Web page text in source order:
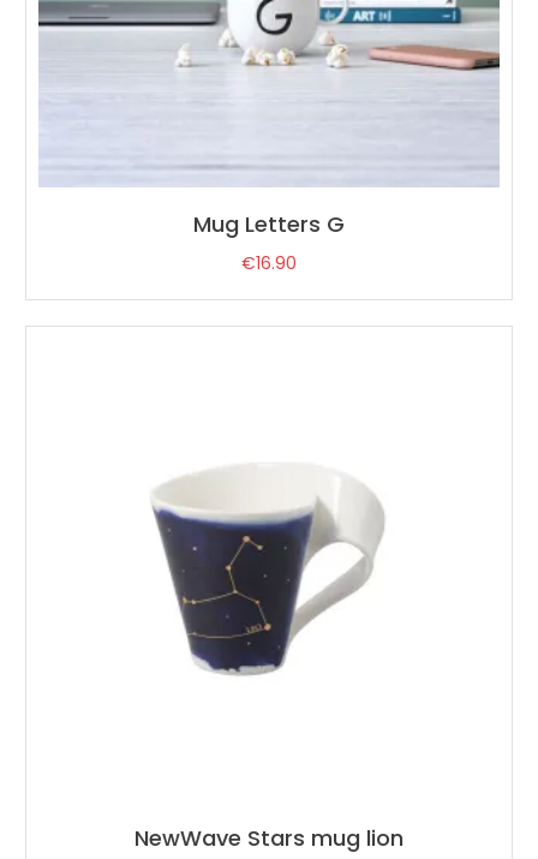
Mug Letters G
€16.90
NewWave Stars mug lion